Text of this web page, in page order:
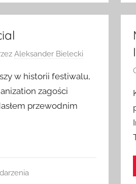
Aleksander Bielecki
w historii festiwalu,
zagości
przewodnim